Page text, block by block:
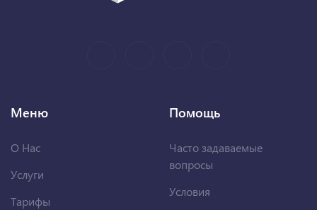
Меню
О Нас
Услуги
Тарифы
Помощь
Часто задаваемые
вопросы
Условия